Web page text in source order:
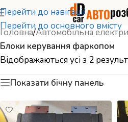
Перейти до навігації
Перейти до основного вмісту
Головна/Автомобільна
Блоки керування фаркопом
Відображаються усі з 2
Показати бічну панель